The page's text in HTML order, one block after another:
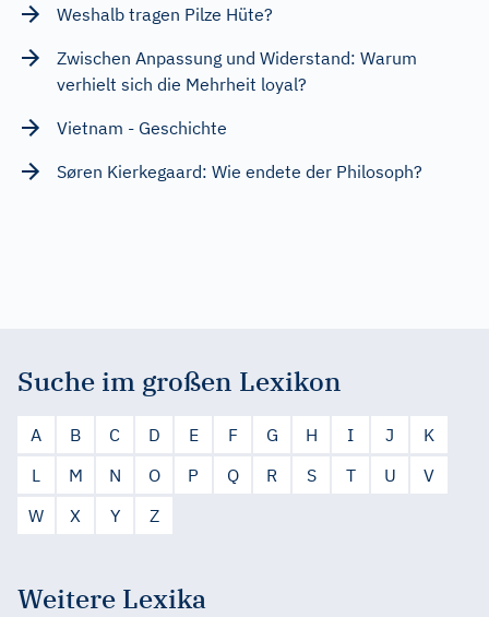
Weshalb tragen Pilze Hüte?
Zwischen Anpassung und Widerstand: Warum
verhielt sich die Mehrheit loyal?
Vietnam - Geschichte
Søren Kierkegaard: Wie endete der Philosoph?
Suche im großen Lexikon
A B C D E F G H I J
K
L
M N O P Q R S T U
V
W
X Y Z
Weitere Lexika